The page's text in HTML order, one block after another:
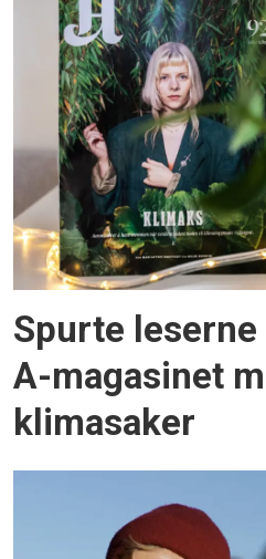
Spurte
A-magasinet
klimasaker